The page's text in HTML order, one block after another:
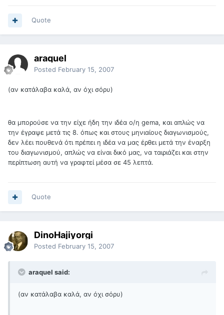
Quote
araquel
Posted February 15, 2007
(αν κατάλαβα καλά, αν όχι σόρυ)
θα μπορούσε να την είχε ήδη την ιδέα ο/η gema, και απλώς να
την έγραψε μετά τις 8. όπως και στους μηνιαίους διαγωνισμούς,
δεν λέει πουθενά ότι πρέπει η ιδέα να μας έρθει μετά την έναρξη
του διαγωνισμού, απλώς να είναι δικό μας, να ταιριάζει και στην
περίπτωση αυτή να γραφτεί μέσα σε 45 λεπτά.
Quote
DinoHajiyorgi
Posted February 15, 2007
araquel said:
(αν κατάλαβα καλά, αν όχι σόρυ)